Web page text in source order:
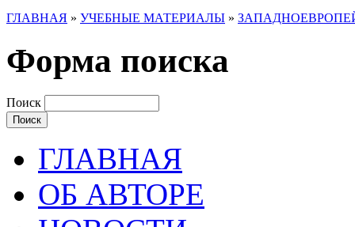
ГЛАВНАЯ » УЧЕБНЫЕ МАТЕРИАЛЫ »
Форма поиска
Поиск
ГЛАВНАЯ
ОБ АВТОРЕ